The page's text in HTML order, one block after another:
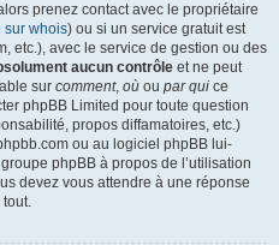
prenez contact avec le propriétaire
sur whois) ou si un service gratuit est
etc.), avec le service de gestion ou des
aucun contrôle et ne peut
sur comment, où ou par qui ce
phpBB Limited pour toute question
propos diffamatoires, etc.)
ou au logiciel phpBB lui-
phpBB à propos de l’utilisation
devez vous attendre à une réponse